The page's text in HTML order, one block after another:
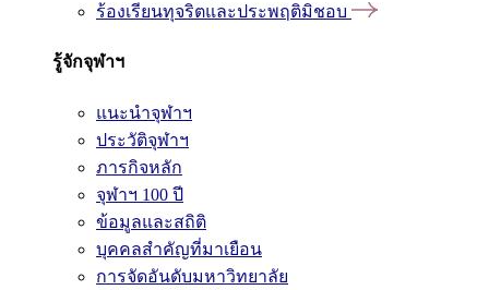
ร้องเรียนทุจริตและประพฤติมิชอบ
รู้จักจุฬาฯ
แนะนำจุฬาฯ
ประวัติจุฬาฯ
ภารกิจหลัก
จุฬาฯ 100 ปี
ข้อมูลและสถิติ
บุคคลสำคัญที่มาเยือน
การจัดอันดับมหาวิทยาลัย